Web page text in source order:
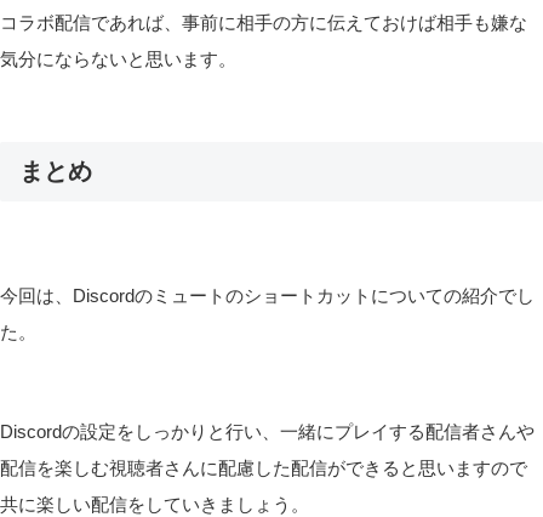
コラボ配信であれば、事前に相手の方に伝えておけば相手も嫌な
気分にならないと思います。
まとめ
今回は、Discordのミュートのショートカットについての紹介でし
た。
Discordの設定をしっかりと行い、一緒にプレイする配信者さんや
配信を楽しむ視聴者さんに配慮した配信ができると思いますので
共に楽しい配信をしていきましょう。